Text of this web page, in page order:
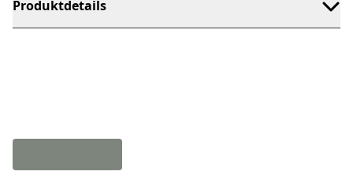
Produktdetails